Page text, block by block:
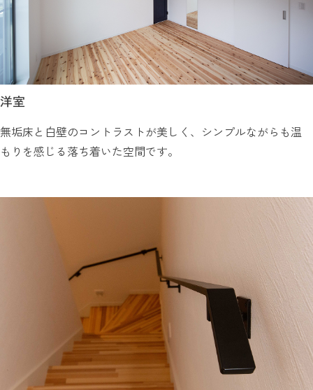
洋室
無垢床と白壁のコントラストが美しく、シンプルながらも温
もりを感じる落ち着いた空間です。